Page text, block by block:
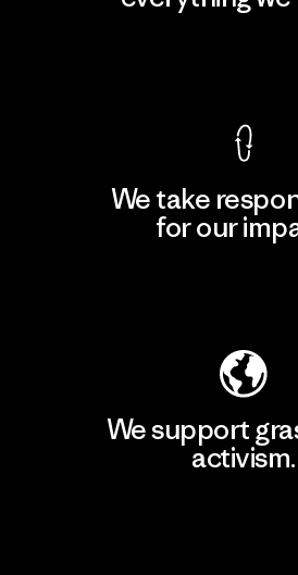
We take
for our
We support
activism.